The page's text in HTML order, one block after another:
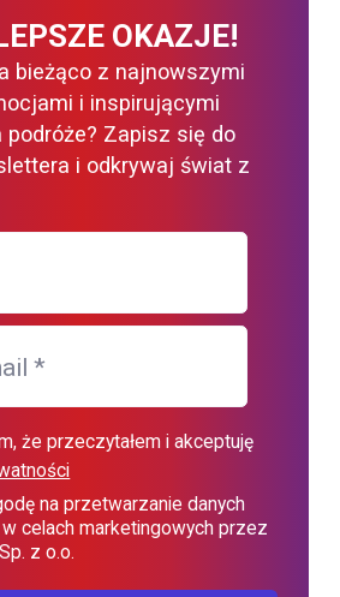
OKAZJE!
bieżąco z najnowszymi
i inspirującymi
podróże? Zapisz się do
i odkrywaj świat z
*
że przeczytałem i akceptuję
na przetwarzanie danych
celach marketingowych przez
z o.o.